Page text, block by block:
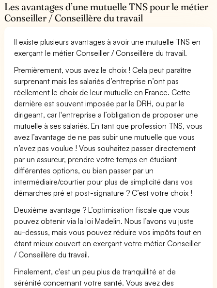
Les avantages d’une mutuelle TNS pour le métier
Conseiller / Conseillère du travail
Il existe plusieurs avantages à avoir une mutuelle TNS en
exerçant le métier Conseiller / Conseillère du travail.
Premièrement, vous avez le choix ! Cela peut paraître
surprenant mais les salariés d’entreprise n’ont pas
réellement le choix de leur mutuelle en France. Cette
dernière est souvent imposée par le DRH, ou par le
dirigeant, car l'entreprise a l’obligation de proposer une
mutuelle à ses salariés. En tant que profession TNS, vous
avez l’avantage de ne pas subir une mutuelle que vous
n’avez pas voulue ! Vous souhaitez passer directement
par un assureur, prendre votre temps en étudiant
différentes options, ou bien passer par un
intermédiaire/courtier pour plus de simplicité dans vos
démarches pré et post-signature ? C’est votre choix !
Deuxième avantage ? L’optimisation fiscale que vous
pouvez obtenir via la loi Madelin. Nous l’avons vu juste
au-dessus, mais vous pouvez réduire vos impôts tout en
étant mieux couvert en exerçant votre métier Conseiller
/ Conseillère du travail.
Finalement, c'est un peu plus de tranquillité et de
sérénité concernant votre santé. Vous avez des